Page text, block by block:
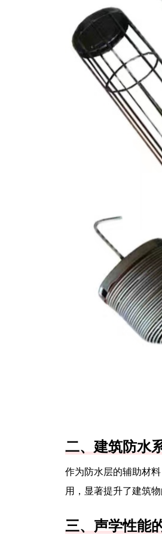
二、建筑防水
作为防水层的辅助材
用，显著提升了建筑物
三、声学性能